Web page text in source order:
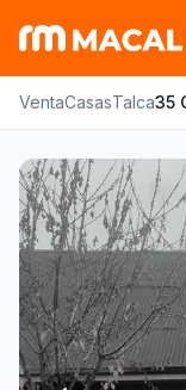
VentaCasasTalca35